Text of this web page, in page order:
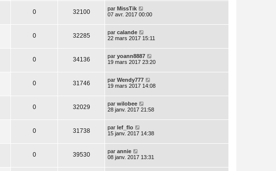
0 32100 par MissTik
07 avr. 2017 00:00
0 32285 par calande
22 mars 2017 15:11
0 34136 par yoann8887
19 mars 2017 23:20
0 31746 par Wendy777
19 mars 2017 14:08
0 32029 par wilobee
28 janv. 2017 21:58
0 31738 par lef_flo
15 janv. 2017 14:38
0 39530 par annie
08 janv. 2017 13:31